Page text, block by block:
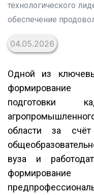
технологического
обеспечение
04.05.2026
Одной из
формирование
подготовки
области за счёт
вуза и